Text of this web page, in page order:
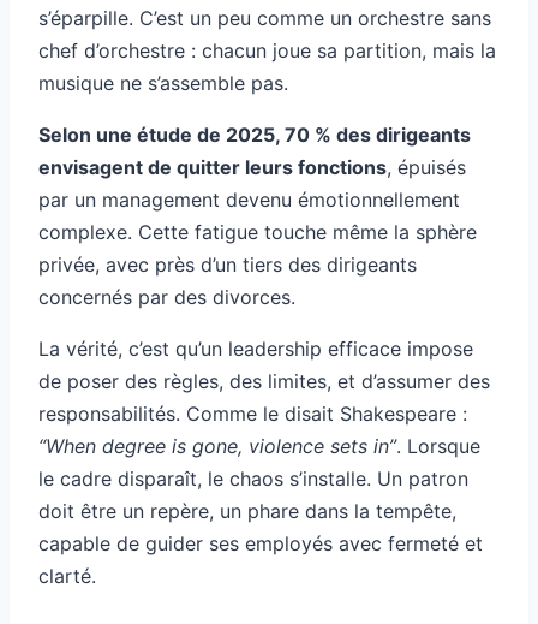
s’éparpille. C’est un peu comme un orchestre sans
chef d’orchestre : chacun joue sa partition, mais la
musique ne s’assemble pas.
Selon une étude de 2025, 70 % des dirigeants
envisagent de quitter leurs fonctions, épuisés
par un management devenu émotionnellement
complexe. Cette fatigue touche même la sphère
privée, avec près d’un tiers des dirigeants
concernés par des divorces.
La vérité, c’est qu’un leadership efficace impose
de poser des règles, des limites, et d’assumer des
responsabilités. Comme le disait Shakespeare :
“When degree is gone, violence sets in”. Lorsque
le cadre disparaît, le chaos s’installe. Un patron
doit être un repère, un phare dans la tempête,
capable de guider ses employés avec fermeté et
clarté.